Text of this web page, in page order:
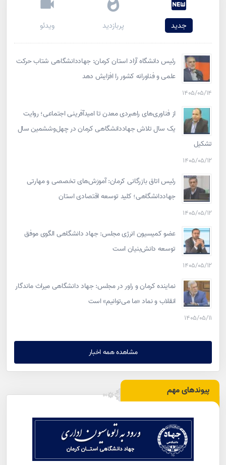
جدید پربازدید ویدئو
رئیس دانشگاه آزاد استان کرمان: جهاددانشگاهی شتاب حرکت
علمی و فناورانه کشور را افزایش دهد
۱۴۰۵/۰۵/۱۴
از فناوری‌های راهبردی معدن تا امیدآفرینی اجتماعی؛ روایت
یک سال تلاش جهاددانشگاهی کرمان در چهل‌وششمین سال
تشکیل
۱۴۰۵/۰۵/۱۲
رئیس اتاق بازرگانی کرمان: آموزش‌های تخصصی و مهارتی
جهاددانشگاهی؛ کلید توسعه اقتصادی استان
۱۴۰۵/۰۵/۱۲
عضو کمیسیون انرژی مجلس: جهاد دانشگاهی الگوی موفق
توسعه دانش‌بنیان است
۱۴۰۵/۰۵/۱۲
نماینده کرمان و راور در مجلس: جهاد دانشگاهی میراث ماندگار
انقلاب و نماد «ما می‌توانیم» است
۱۴۰۵/۰۵/۱۱
مشاهده همه اخبار
پیوندهای مهم